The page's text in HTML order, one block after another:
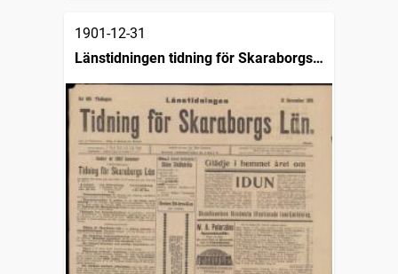
1901-12-31
Länstidningen tidning för Skaraborgs
län